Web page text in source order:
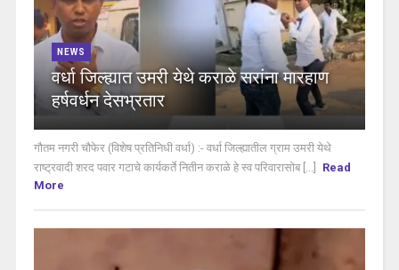
NEWS
वर्धा जिल्ह्यात उमरी येथे कराळे सरांना मारहाण
हर्षवर्धन देसभ्रतार
गौतम नगरी चौफेर (विशेष प्रतिनिधी वर्धा) :- वर्धा जिल्ह्यातील ग्राम उमरी येथे
राष्ट्रवादी शरद पवार गटाचे कार्यकर्ते नितीन कराळे हे स्व परिवारासोब [...]
Read
More